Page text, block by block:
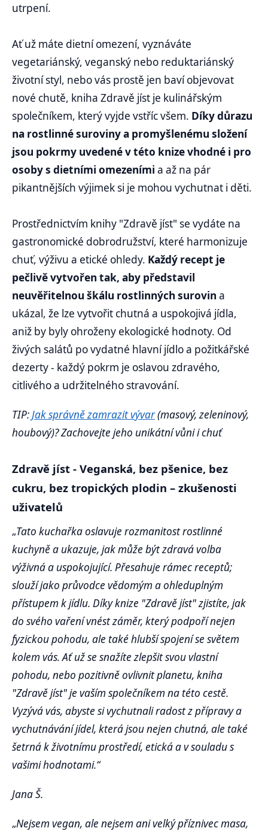
utrpení.
Ať už máte dietní omezení, vyznáváte
vegetariánský, veganský nebo reduktariánský
životní styl, nebo vás prostě jen baví objevovat
nové chutě, kniha Zdravě jíst je kulinářským
společníkem, který vyjde vstříc všem. Díky důrazu
na rostlinné suroviny a promyšlenému složení
jsou pokrmy uvedené v této knize vhodné i pro
osoby s dietními omezeními a až na pár
pikantnějších výjimek si je mohou vychutnat i děti.
Prostřednictvím knihy "Zdravě jíst" se vydáte na
gastronomické dobrodružství, které harmonizuje
chuť, výživu a etické ohledy. Každý recept je
pečlivě vytvořen tak, aby představil
neuvěřitelnou škálu rostlinných surovin a
ukázal, že lze vytvořit chutná a uspokojivá jídla,
aniž by byly ohroženy ekologické hodnoty. Od
živých salátů po vydatné hlavní jídlo a požitkářské
dezerty - každý pokrm je oslavou zdravého,
citlivého a udržitelného stravování.
TIP:Jak správně zamrazit vývar(masový, zeleninový,
houbový)? Zachovejte jeho unikátní vůni i chuť
Zdravě jíst - Veganská, bez pšenice, bez
cukru, bez tropických plodin – zkušenosti
uživatelů
„Tato kuchařka oslavuje rozmanitost rostlinné
kuchyně a ukazuje, jak může být zdravá volba
výživná a uspokojující. Přesahuje rámec receptů;
slouží jako průvodce vědomým a ohleduplným
přístupem k jídlu. Díky knize "Zdravě jíst" zjistíte, jak
do svého vaření vnést záměr, který podpoří nejen
fyzickou pohodu, ale také hlubší spojení se světem
kolem vás. Ať už se snažíte zlepšit svou vlastní
pohodu, nebo pozitivně ovlivnit planetu, kniha
"Zdravě jíst" je vaším společníkem na této cestě.
Vyzývá vás, abyste si vychutnali radost z přípravy a
vychutnávání jídel, která jsou nejen chutná, ale také
šetrná k životnímu prostředí, etická a v souladu s
vašimi hodnotami.“
Jana Š.
„Nejsem vegan, ale nejsem ani velký příznivec masa,